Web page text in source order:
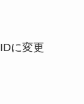
に変更